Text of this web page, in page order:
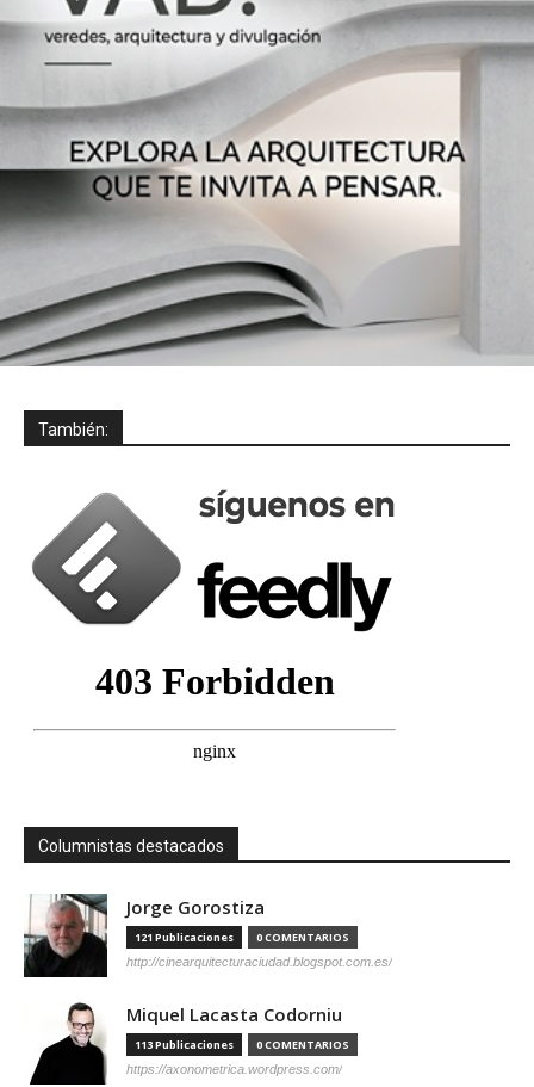
También:
Columnistas destacados
Jorge Gorostiza
121 Publicaciones 0 COMENTARIOS
http://cinearquitecturaciudad.blogspot.com.es/
Miquel Lacasta Codorniu
113 Publicaciones 0 COMENTARIOS
https://axonometrica.wordpress.com/